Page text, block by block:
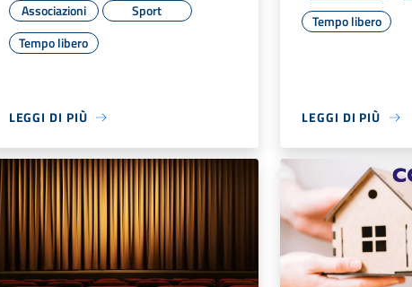
Associazioni
Sport
Tempo libero
LEGGI DI PIÙ
Tempo libero
LEGGI DI PIÙ